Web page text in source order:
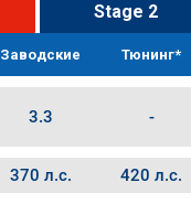
Stage 2
Заводские Тюнинг*
3.3 -
370 л.с. 420 л.с.